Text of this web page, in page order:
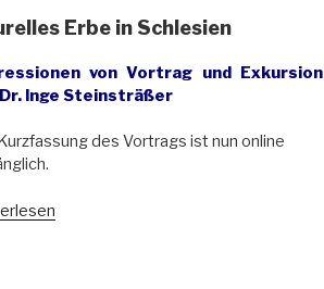
Erbe in Schlesien
von Vortrag und Exkursion
Inge Steinsträßer
des Vortrags ist nun online